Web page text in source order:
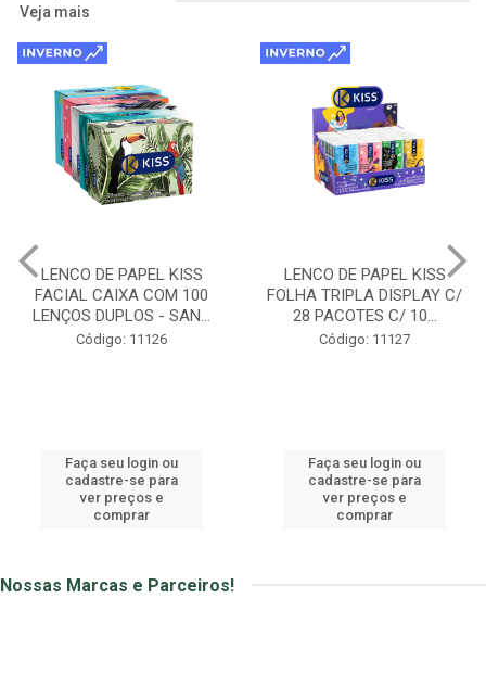
Veja mais
LENCO DE PAPEL KISS
FACIAL CAIXA COM 100
LENÇOS DUPLOS - SAN...
Código: 11126
Faça seu login ou
cadastre-se para
ver preços e
comprar
LENCO DE PAPEL KISS
FOLHA TRIPLA DISPLAY C/
28 PACOTES C/ 10...
Código: 11127
Faça seu login ou
cadastre-se para
ver preços e
comprar
Nossas Marcas e Parceiros!